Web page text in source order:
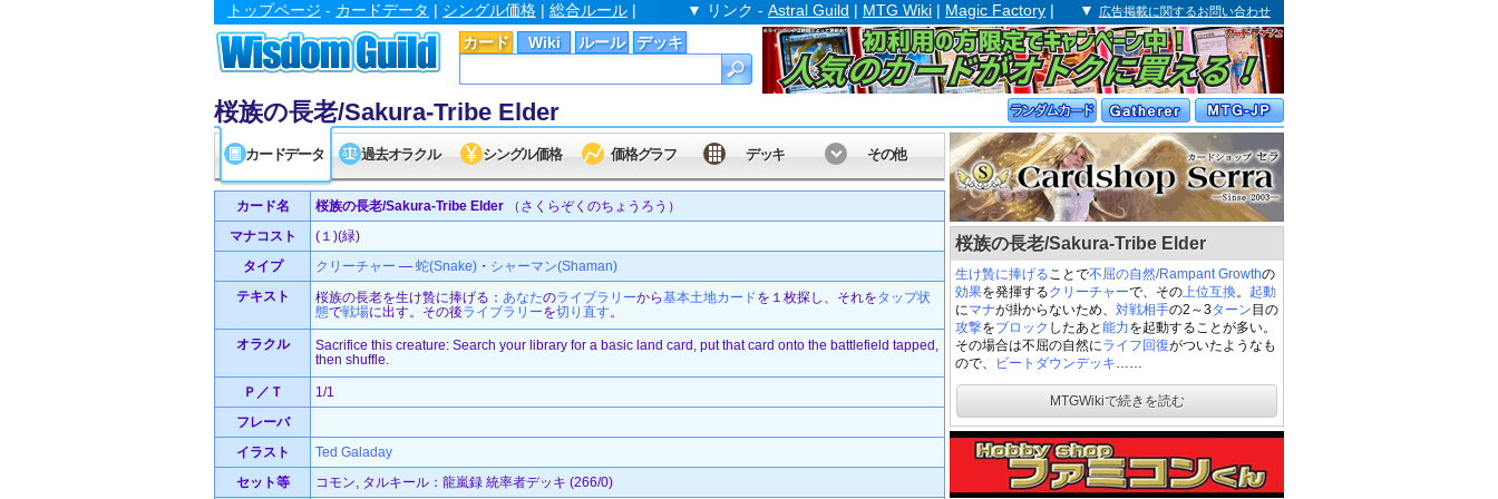
カード Wiki ルール デッキ
トップページ - カードデータ | シングル価格 | 総合ルール | ▼ リンク - Astral Guild | MTG Wiki | Magic Factory | ▼ 広告掲載に関するお問い合わせ
桜族の長老/Sakura-Tribe Elder
桜族の長老/Sakura-Tribe Elder
生け贄に捧げることで不屈の自然/Rampant Growthの
効果を発揮するクリーチャーで、その上位互換。 起動
にマナが掛からないため、 対戦相手の2～3ターン 目の
攻撃をブロック したあと能力を起動することが多い。
その場合は不屈の自然にライフ 回復がついたようなも
ので、
ビートダウンデッキ……
MTGWikiで続きを読む
カードデータ 過去オラクル シングル価格 価格グラフ デッキ その他
カード名 桜族の長老/Sakura-Tribe Elder （さくらぞくのちょうろう）
マナコスト
(１)(緑)
タイプ
クリーチャー — 蛇(Snake) ・ シャーマン(Shaman)
テキスト
桜族の長老を生け贄に捧げる： あなたのライブラリーから基本土地カードを１枚探し、それをタップ状
態で戦場に出す。その後ライブラリーを切り直す。
オラクル
Sacrifice this creature: Search your library for a basic land card, put that card onto the battlefield tapped,
then shuffle.
Ｐ／Ｔ
1/1
フレーバ
イラスト
Ted Galaday
セット等
コモン, タルキール：龍嵐録 統率者デッキ (266/0)